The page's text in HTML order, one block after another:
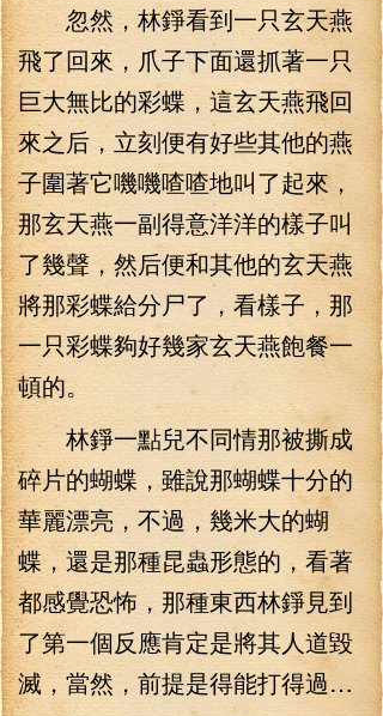
忽然，林錚看到一只玄天燕
飛了回來，爪子下面還抓著一只
巨大無比的彩蝶，這玄天燕飛回
來之后，立刻便有好些其他的燕
子圍著它嘰嘰喳喳地叫了起來，
那玄天燕一副得意洋洋的樣子叫
了幾聲，然后便和其他的玄天燕
將那彩蝶給分尸了，看樣子，那
一只彩蝶夠好幾家玄天燕飽餐一
頓的。
林錚一點兒不同情那被撕成
碎片的蝴蝶，雖說那蝴蝶十分的
華麗漂亮，不過，幾米大的蝴
蝶，還是那種昆蟲形態的，看著
都感覺恐怖，那種東西林錚見到
了第一個反應肯定是將其人道毀
滅，當然，前提是得能打得過…